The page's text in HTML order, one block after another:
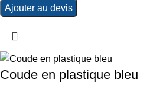
Ajouter au devis
Coude en plastique bleu